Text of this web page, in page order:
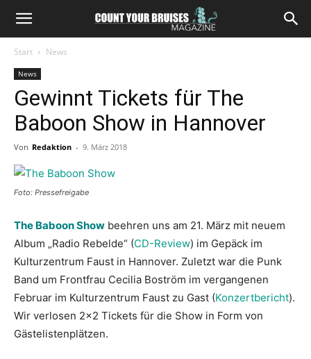
Start News
News
Gewinnt Tickets für The
Baboon Show in Hannover
Von Redaktion - 9. März 2018
Foto: Pressefreigabe
The Baboon Show beehren uns am 21. März mit neuem
Album „Radio Rebelde“ (CD-Review) im Gepäck im
Kulturzentrum Faust in Hannover. Zuletzt war die Punk
Band um Frontfrau Cecilia Boström im vergangenen
Februar im Kulturzentrum Faust zu Gast (Konzertbericht).
Wir verlosen 2×2 Tickets für die Show in Form von
Gästelistenplätzen.